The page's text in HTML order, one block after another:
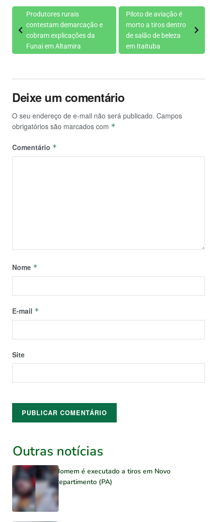
Produtores rurais
contestam demarcação e
cobram explicações da
Funai em Altamira
Piloto de aviação é
morto a tiros dentro
de salão de beleza
em Itaituba
Deixe um comentário
O seu endereço de e-mail não será publicado. Campos
obrigatórios são marcados com *
Comentário *
Nome *
E-mail *
Site
Outras notícias
Homem é executado a tiros em Novo
Repartimento (PA)